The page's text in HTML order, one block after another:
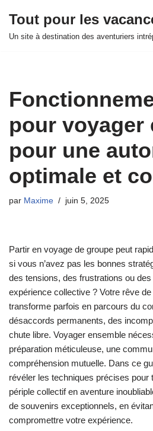
Aller
Tout pour les
Un site à destination des aventuriers
pour voyager
pour une
optimale et
par Maxime juin 5, 2025
Partir en voyage de groupe peut
si vous n’avez pas les bonnes
des tensions, des frustrations ou
expérience collective ? Votre rêve
transforme parfois en parcours du
désaccords permanents, des
chute libre. Voyager ensemble
préparation méticuleuse, une
compréhension mutuelle. Dans ce
révéler les techniques précises
périple collectif en aventure
de souvenirs exceptionnels, en
compromettre votre expérience.